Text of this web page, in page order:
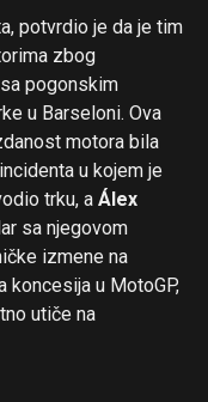
potvrdio je da je tim
zbog
pogonskim
u Barseloni. Ova
motora bila
u kojem je
trku, a Álex
sa njegovom
izmene na
koncesija u MotoGP,
utiče na